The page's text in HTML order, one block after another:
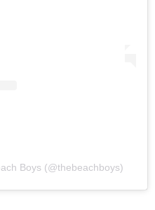
Boys (@thebeachboys)